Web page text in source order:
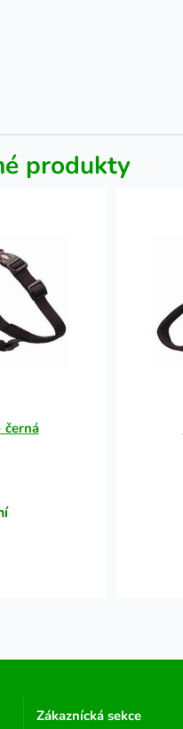
produkty
černá
Zákaznícká sekce